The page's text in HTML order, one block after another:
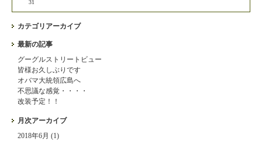
31
カテゴリアーカイブ
最新の記事
グーグルストリートビュー
皆様お久しぶりです
オバマ大統領広島へ
不思議な感覚・・・・
改装予定！！
月次アーカイブ
2018年6月 (1)